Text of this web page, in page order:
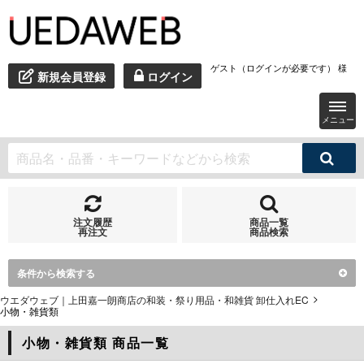
新規会員登録 ログイン
ゲスト（ログインが必要です） 様
メニュー
注文履歴
再注文
商品一覧
商品検索
条件から検索する
ウエダウェブ｜上田嘉一朗商店の和装・祭り用品・和雑貨 卸仕入れEC
小物・雑貨類
小物・雑貨類 商品一覧